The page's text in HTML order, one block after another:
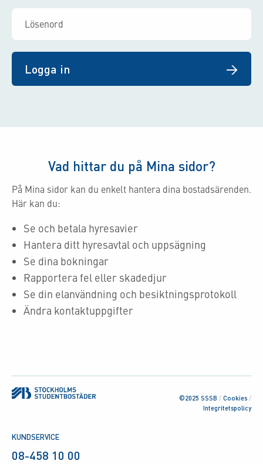
Logga in
Vad hittar du på Mina sidor?
På Mina sidor kan du enkelt hantera dina bostadsärenden.
Här kan du:
Se och betala hyresavier
Hantera ditt hyresavtal och uppsägning
Se dina bokningar
Rapportera fel eller skadedjur
Se din elanvändning och besiktningsprotokoll
Ändra kontaktuppgifter
©2025 SSSB / Cookies /
Integritetspolicy
KUNDSERVICE
08-458 10 00